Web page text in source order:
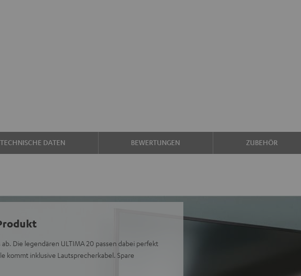
TECHNISCHE DATEN BEWERTUNGEN ZUBEHÖR
Die legendären ULTIMA 20 passen dabei perfekt
kommt inklusive Lautsprecherkabel. Spare